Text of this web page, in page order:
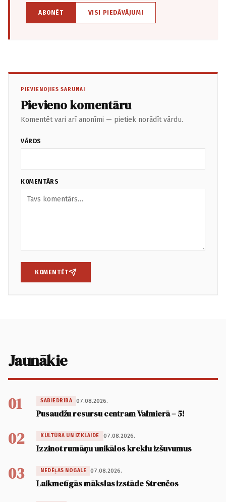
ABONĒT VISI PIEDĀVĀJUMI
PIEVIENOJIES SARUNAI
Pievieno komentāru
Komentēt vari arī anonīmi — pietiek norādīt vārdu.
VĀRDS
KOMENTĀRS
KOMENTĒT
Jaunākie
01 SABIEDRĪBA 07.08.2026.
Pusaudžu resursu centram Valmierā – 5!
02 KULTŪRA UN IZKLAIDE 07.08.2026.
Izzinot rumāņu unikālos kreklu izšuvumus
03 NEDĒĻAS NOGALE 07.08.2026.
Laikmetīgās mākslas izstāde Strenčos